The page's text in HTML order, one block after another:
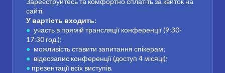
сайті.
У вартість входить:
● участь в прямій трансляції конференції (9:30-
17:30 год.);
● можливість ставити запитання спікерам;
● відеозапис конференції (доступ 4 місяці);
● презентації всіх виступів.